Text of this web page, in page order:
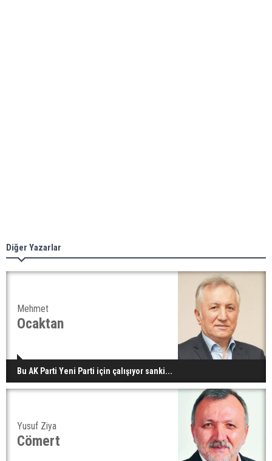
Diğer Yazarlar
Mehmet
Ocaktan
Bu AK Parti Yeni Parti için çalışıyor sanki...
Yusuf Ziya
Cömert